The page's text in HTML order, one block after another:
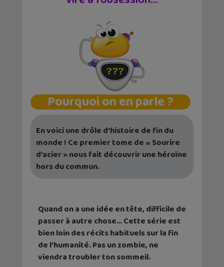
Pourquoi on en parle ?
En voici une drôle d’histoire de fin du
monde ! Ce premier tome de « Sourire
d’acier » nous fait découvrir une héroïne
hors du commun.
Quand on a une idée en tête, difficile de
passer à autre chose… Cette série est
bien loin des récits habituels sur la fin
de l’humanité. Pas un zombie, ne
viendra troubler ton sommeil.